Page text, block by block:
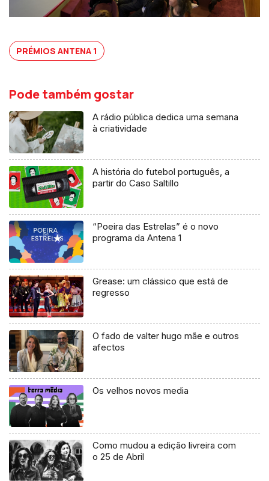
PRÉMIOS ANTENA 1
Pode também gostar
A rádio pública dedica uma semana
à criatividade
A história do futebol português, a
partir do Caso Saltillo
“Poeira das Estrelas” é o novo
programa da Antena 1
Grease: um clássico que está de
regresso
O fado de valter hugo mãe e outros
afectos
Os velhos novos media
Como mudou a edição livreira com
o 25 de Abril